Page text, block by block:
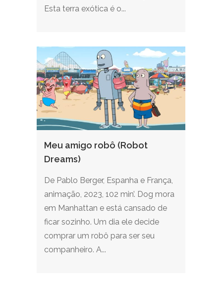
Esta terra exótica é o...
Meu amigo robô (Robot
Dreams)
De Pablo Berger, Espanha e França,
animação, 2023, 102 min’. Dog mora
em Manhattan e está cansado de
ficar sozinho. Um dia ele decide
comprar um robô para ser seu
companheiro. A...